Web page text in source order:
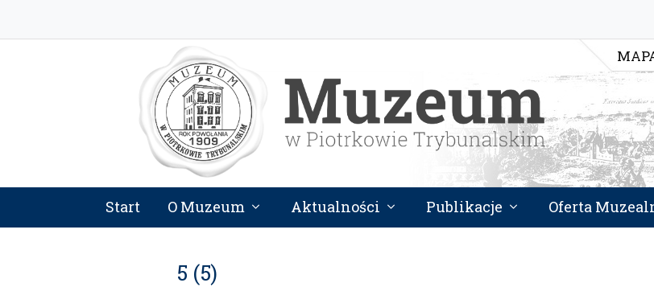
Start O Muzeum Aktualności Publikacje Oferta
5 (5)